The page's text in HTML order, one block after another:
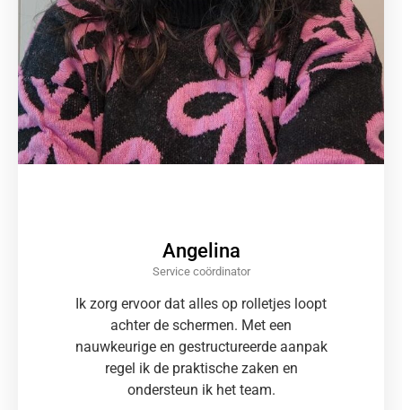
Angelina
Service coördinator
Ik zorg ervoor dat alles op rolletjes loopt
achter de schermen. Met een
nauwkeurige en gestructureerde aanpak
regel ik de praktische zaken en
ondersteun ik het team.